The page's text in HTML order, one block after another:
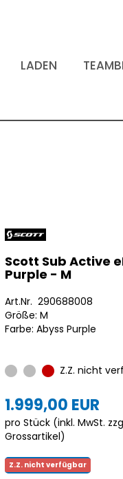
LADEN
Scott Sub Active
Purple - M
Art.Nr. 290688008
Größe: M
Farbe: Abyss Purple
Z.Z. nicht
1.999,00 EUR
pro Stück (inkl. MwSt.
Grossartikel)
Z.Z. nicht verfügbar